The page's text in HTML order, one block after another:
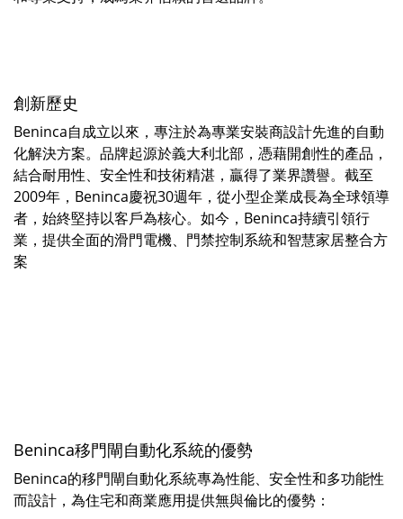
創新歷史
Beninca自成立以來，專注於為專業安裝商設計先進的自動
化解決方案。品牌起源於義大利北部，憑藉開創性的產品，
結合耐用性、安全性和技術精湛，贏得了業界讚譽。截至
2009年，Beninca慶祝30週年，從小型企業成長為全球領導
者，始終堅持以客戶為核心。如今，Beninca持續引領行
業，提供全面的滑門電機、門禁控制系統和智慧家居整合方
案
Beninca移門閘自動化系統的優勢
Beninca的移門閘自動化系統專為性能、安全性和多功能性
而設計，為住宅和商業應用提供無與倫比的優勢：